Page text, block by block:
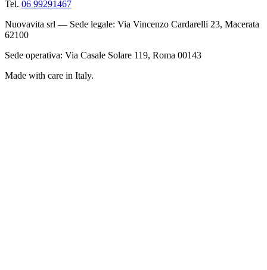
Tel. 06 99291467
Nuovavita srl — Sede legale: Via Vincenzo Cardarelli 23, Macerata
62100
Sede operativa: Via Casale Solare 119, Roma 00143
Made with care in Italy.